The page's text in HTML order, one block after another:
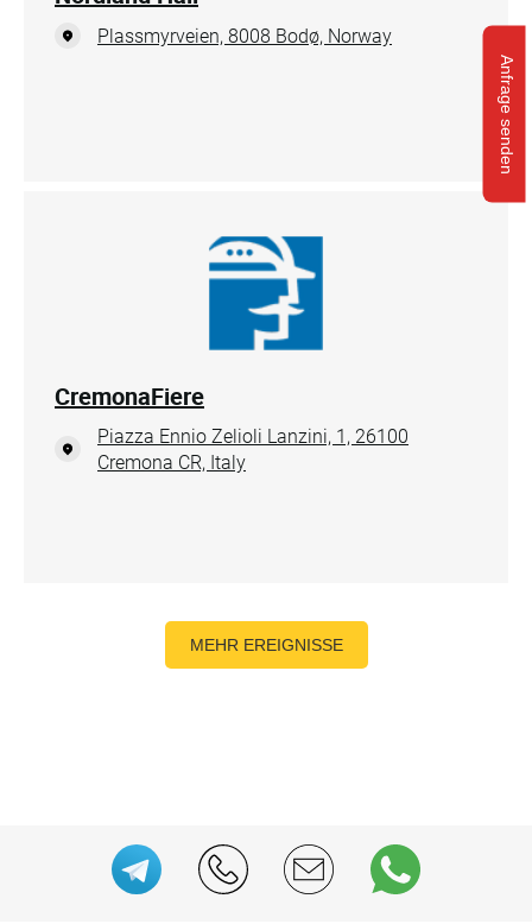
Anfrage senden
Plassmyrveien, 8008 Bodø, Norway
CremonaFiere
Piazza Ennio Zelioli Lanzini, 1, 26100
Cremona CR, Italy
MEHR EREIGNISSE